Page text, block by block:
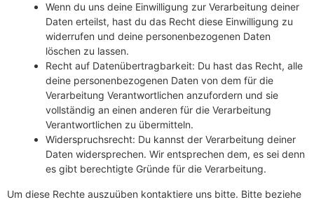
Wenn du uns deine Einwilligung zur Verarbeitung deiner
Daten erteilst, hast du das Recht diese Einwilligung zu
widerrufen und deine personenbezogenen Daten
löschen zu lassen.
Recht auf Datenübertragbarkeit: Du hast das Recht, alle
deine personenbezogenen Daten von dem für die
Verarbeitung Verantwortlichen anzufordern und sie
vollständig an einen anderen für die Verarbeitung
Verantwortlichen zu übermitteln.
Widerspruchsrecht: Du kannst der Verarbeitung deiner
Daten widersprechen. Wir entsprechen dem, es sei denn
es gibt berechtigte Gründe für die Verarbeitung.
Um diese Rechte auszuüben kontaktiere uns bitte. Bitte beziehe